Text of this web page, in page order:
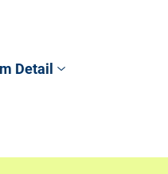
Detail